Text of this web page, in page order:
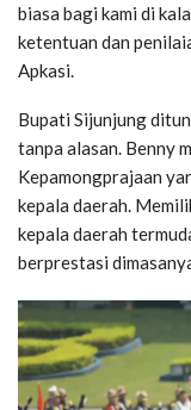
biasa bagi kami di
ketentuan dan
Apkasi.
Bupati Sijunjung
tanpa alasan. Benny
Kepamongprajaan
kepala daerah.
kepala daerah
berprestasi